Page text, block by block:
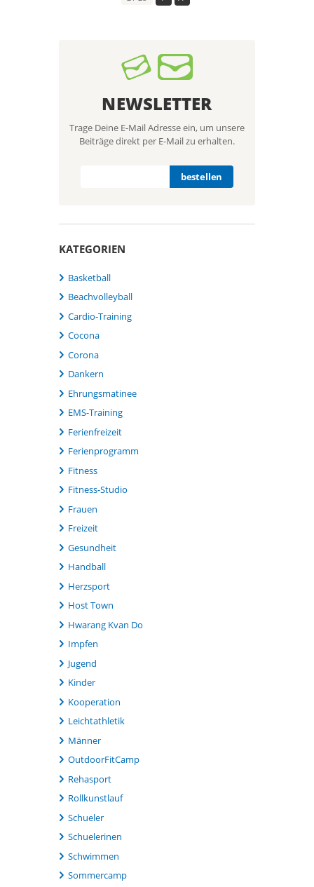
NEWSLETTER
Trage Deine E-Mail Adresse ein, um unsere
Beiträge direkt per E-Mail zu erhalten.
KATEGORIEN
Basketball
Beachvolleyball
Cardio-Training
Cocona
Corona
Dankern
Ehrungsmatinee
EMS-Training
Ferienfreizeit
Ferienprogramm
Fitness
Fitness-Studio
Frauen
Freizeit
Gesundheit
Handball
Herzsport
Host Town
Hwarang Kvan Do
Impfen
Jugend
Kinder
Kooperation
Leichtathletik
Männer
OutdoorFitCamp
Rehasport
Rollkunstlauf
Schueler
Schuelerinen
Schwimmen
Sommercamp